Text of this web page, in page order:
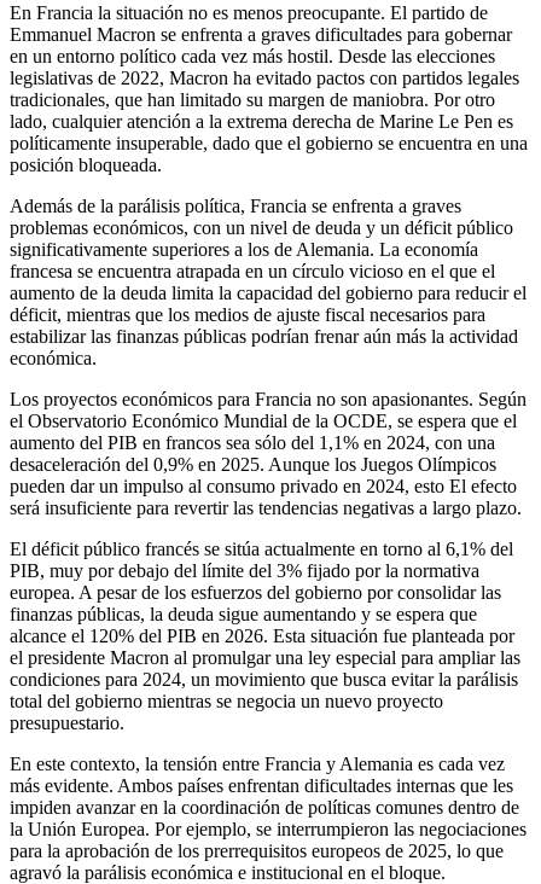
En Francia la situación no es menos preocupante. El partido de
Emmanuel Macron se enfrenta a graves dificultades para gobernar
en un entorno político cada vez más hostil. Desde las elecciones
legislativas de 2022, Macron ha evitado pactos con partidos legales
tradicionales, que han limitado su margen de maniobra. Por otro
lado, cualquier atención a la extrema derecha de Marine Le Pen es
políticamente insuperable, dado que el gobierno se encuentra en una
posición bloqueada.
Además de la parálisis política, Francia se enfrenta a graves
problemas económicos, con un nivel de deuda y un déficit público
significativamente superiores a los de Alemania. La economía
francesa se encuentra atrapada en un círculo vicioso en el que el
aumento de la deuda limita la capacidad del gobierno para reducir el
déficit, mientras que los medios de ajuste fiscal necesarios para
estabilizar las finanzas públicas podrían frenar aún más la actividad
económica.
Los proyectos económicos para Francia no son apasionantes. Según
el Observatorio Económico Mundial de la OCDE, se espera que el
aumento del PIB en francos sea sólo del 1,1% en 2024, con una
desaceleración del 0,9% en 2025. Aunque los Juegos Olímpicos
pueden dar un impulso al consumo privado en 2024, esto El efecto
será insuficiente para revertir las tendencias negativas a largo plazo.
El déficit público francés se sitúa actualmente en torno al 6,1% del
PIB, muy por debajo del límite del 3% fijado por la normativa
europea. A pesar de los esfuerzos del gobierno por consolidar las
finanzas públicas, la deuda sigue aumentando y se espera que
alcance el 120% del PIB en 2026. Esta situación fue planteada por
el presidente Macron al promulgar una ley especial para ampliar las
condiciones para 2024, un movimiento que busca evitar la parálisis
total del gobierno mientras se negocia un nuevo proyecto
presupuestario.
En este contexto, la tensión entre Francia y Alemania es cada vez
más evidente. Ambos países enfrentan dificultades internas que les
impiden avanzar en la coordinación de políticas comunes dentro de
la Unión Europea. Por ejemplo, se interrumpieron las negociaciones
para la aprobación de los prerrequisitos europeos de 2025, lo que
agravó la parálisis económica e institucional en el bloque.